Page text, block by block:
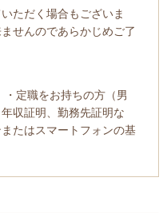
ただく場合もございま
せんのであらかじめご了
定職をお持ちの方（男
収証明、勤務先証明な
たはスマートフォンの基